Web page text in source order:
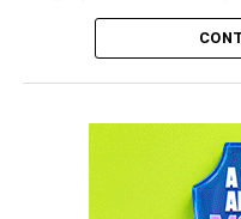
observância das regras
Supremo Tribunal
trabalhos, o ministro
institucional e ressaltou